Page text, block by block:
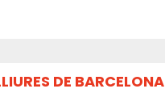
DE BARCELONA